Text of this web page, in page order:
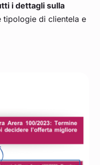
i dettagli sulla
tipologie di clientela e